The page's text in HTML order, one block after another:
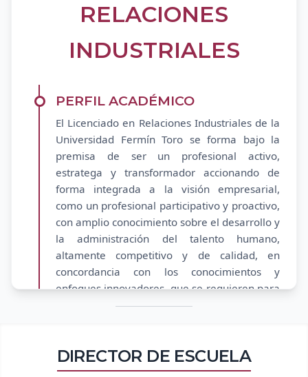
RELACIONES
INDUSTRIALES
PERFIL ACADÉMICO
El Licenciado en Relaciones Industriales de la
Universidad Fermín Toro se forma bajo la
premisa de ser un profesional activo,
estratega y transformador accionando de
forma integrada a la visión empresarial,
como un profesional participativo y proactivo,
con amplio conocimiento sobre el desarrollo y
la administración del talento humano,
altamente competitivo y de calidad, en
concordancia con los conocimientos y
enfoques innovadores, que se requieren para
cumplir con las funciones inherentes al área,
profesión de vanguardia. Todo ello en un
marco de equidad con una actitud
DIRECTOR DE ESCUELA